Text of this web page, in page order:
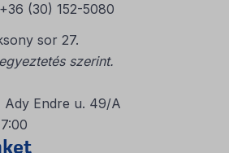
(30) 152-5080
sor 27.
szerint.
Ady Endre u. 49/A